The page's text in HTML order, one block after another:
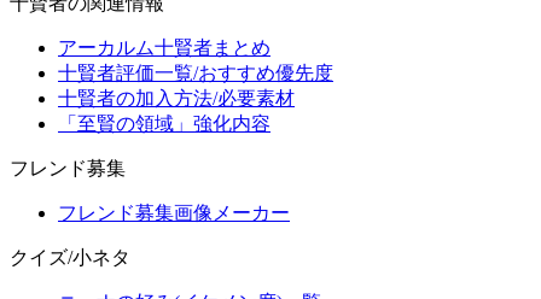
アーカルム十賢者まとめ
十賢者評価一覧/おすすめ優先度
十賢者の加入方法/必要素材
「至賢の領域」強化内容
フレンド募集
フレンド募集画像メーカー
クイズ/小ネタ